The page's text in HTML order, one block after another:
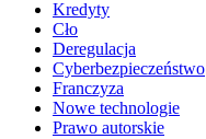
Kredyty
Cło
Deregulacja
Cyberbezpieczeństwo
Franczyza
Nowe technologie
Prawo autorskie